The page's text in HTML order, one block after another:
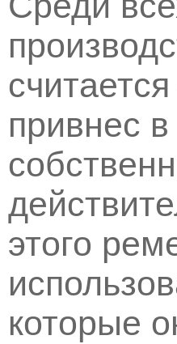
привнес
этого
которые